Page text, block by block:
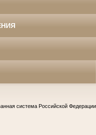
система Российской